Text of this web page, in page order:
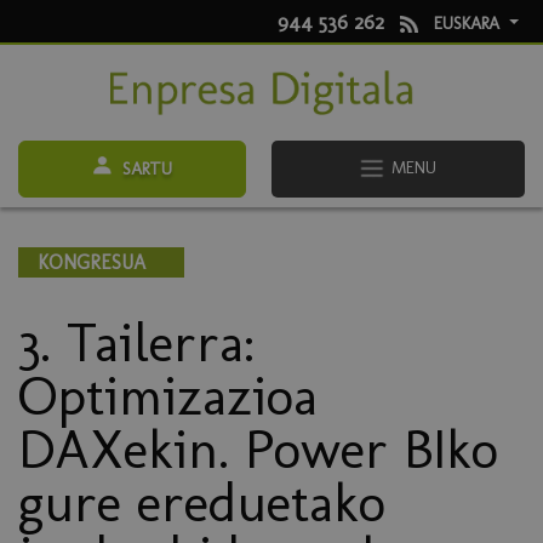
944 536 262 EUSKARA
SARTU MENU
KONGRESUA
3. Tailerra:
Optimizazioa
DAXekin. Power BIko
gure ereduetako